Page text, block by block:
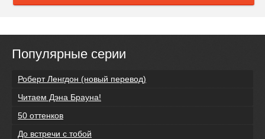
Популярные серии
Роберт Ленгдон (новый перевод)
Читаем Дэна Брауна!
50 оттенков
До встречи с тобой